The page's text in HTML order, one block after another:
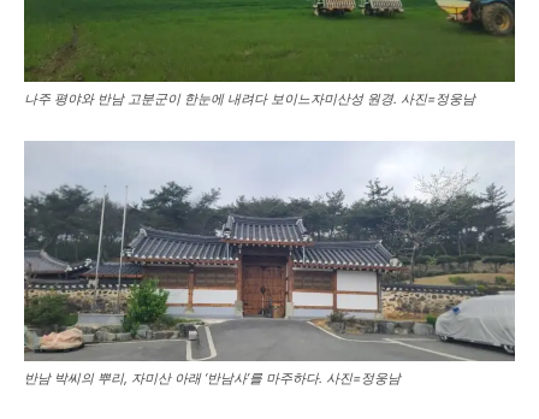
나주 평야와 반남 고분군이 한눈에 내려다 보이느자미산성 원경. 사진=정웅남
반남 박씨의 뿌리, 자미산 아래 ‘반남사’를 마주하다. 사진=정웅남